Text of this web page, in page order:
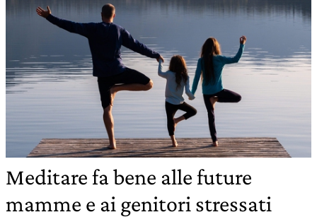
Meditare fa bene alle future
mamme e ai genitori stressati